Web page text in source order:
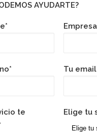
CONÓCENOS
CONTACTO
BUSCAR
AYUDARTE?
Empresa
Tu
te
Elige tu